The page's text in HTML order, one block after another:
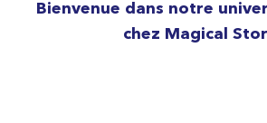
Bienvenue dans notre
chez Magical